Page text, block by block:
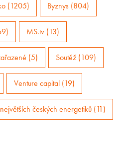
(1205) Byznys (804)
MS.tv (13)
(5) Soutěž (109)
Venture capital (19)
českých energetiků (11)